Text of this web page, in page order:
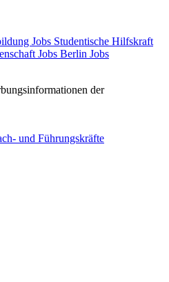
Jobs Studentische Hilfskraft
Jobs Berlin Jobs
der
und Führungskräfte